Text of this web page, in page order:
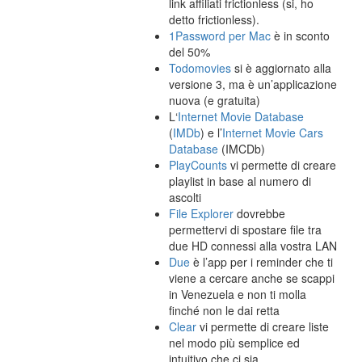
link affiliati frictionless (si, ho
detto frictionless).
1Password per Mac è in sconto
del 50%
Todomovies si è aggiornato alla
versione 3, ma è un’applicazione
nuova (e gratuita)
L‘Internet Movie Database
(IMDb) e l’Internet Movie Cars
Database (IMCDb)
PlayCounts vi permette di creare
playlist in base al numero di
ascolti
File Explorer dovrebbe
permettervi di spostare file tra
due HD connessi alla vostra LAN
Due è l’app per i reminder che ti
viene a cercare anche se scappi
in Venezuela e non ti molla
finché non le dai retta
Clear vi permette di creare liste
nel modo più semplice ed
intuitivo che ci sia